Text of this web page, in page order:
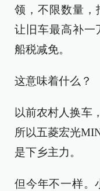
领，不限数量，
让旧车最高补一
船税减免。
这意味着什么？
以前农村人换车
所以五菱宏光
是下乡主力。
但今年不一样。